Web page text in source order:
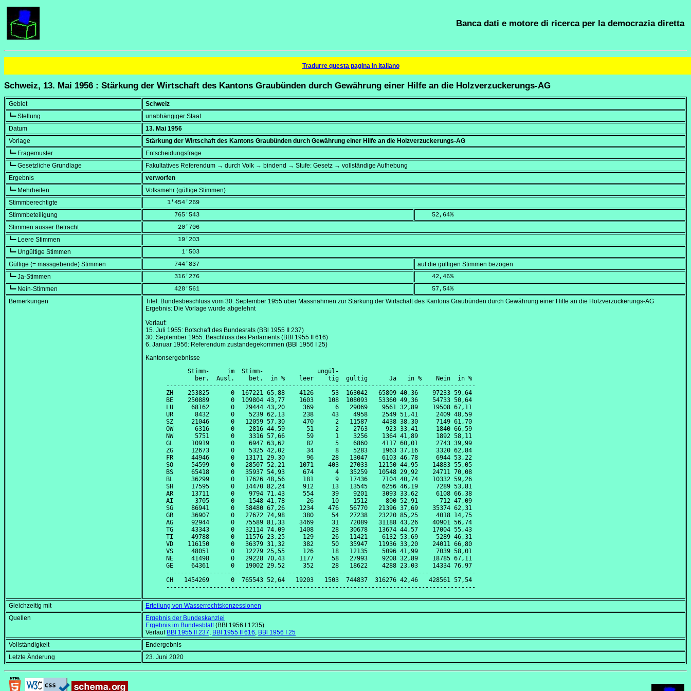
Banca dati e motore di ricerca per la democrazia diretta
Tradurre questa pagina in italiano
Schweiz, 13. Mai 1956 : Stärkung der Wirtschaft des Kantons Graubünden durch Gewährung einer Hilfe an die Holzverzuckerungs-AG
Gebiet
Schweiz
┗━ Stellung
unabhängiger Staat
Datum
13. Mai 1956
Vorlage
Stärkung der Wirtschaft des Kantons Graubünden durch Gewährung einer Hilfe an die Holzverzuckerungs-AG
┗━ Fragemuster
Entscheidungsfrage
┗━ Gesetzliche Grundlage
Fakultatives Referendum → durch Volk → bindend → Stufe: Gesetz → vollständige Aufhebung
Ergebnis
verworfen
┗━ Mehrheiten
Volksmehr (gültige Stimmen)
Stimmberechtigte
      1'454'269
Stimmbeteiligung
        765'543
    52,64
%
Stimmen ausser Betracht
         20'706
┗━ Leere Stimmen
         19'203
┗━ Ungültige Stimmen
          1'503
Gültige (= massgebende) Stimmen
        744'837
auf die gültigen Stimmen bezogen
┗━ Ja-Stimmen
        316'276
    42,46
%
┗━ Nein-Stimmen
        428'561
    57,54
%
Bemerkungen
Titel: Bundesbeschluss vom 30. September 1955 über Massnahmen zur Stärkung der Wirtschaft des Kantons Graubünden durch Gewährung einer Hilfe an die Holzverzuckerungs-AG
Ergebnis: Die Vorlage wurde abgelehnt
Verlauf:
15. Juli 1955: Botschaft des Bundesrats (BBl 1955 II 237)
30. September 1955: Beschluss des Parlaments (BBl 1955 II 616)
6. Januar 1956: Referendum zustandegekommen (BBl 1956 I 25)
Kantonsergebnisse
      Stimm-     im  Stimm-               ungül-
        ber.  Ausl.    bet.  in %    leer    tig  gültig      Ja   in %    Nein  in %
--------------------------------------------------------------------------------------
ZH    253825      0  167221 65,88    4126     53  163042   65809 40,36    97233 59,64
BE    250889      0  109804 43,77    1603    108  108093   53360 49,36    54733 50,64
LU     68162      0   29444 43,20     369      6   29069    9561 32,89    19508 67,11
UR      8432      0    5239 62,13     238     43    4958    2549 51,41     2409 48,59
SZ     21046      0   12059 57,30     470      2   11587    4438 38,30     7149 61,70
OW      6316      0    2816 44,59      51      2    2763     923 33,41     1840 66,59
NW      5751      0    3316 57,66      59      1    3256    1364 41,89     1892 58,11
GL     10919      0    6947 63,62      82      5    6860    4117 60,01     2743 39,99
ZG     12673      0    5325 42,02      34      8    5283    1963 37,16     3320 62,84
FR     44946      0   13171 29,30      96     28   13047    6103 46,78     6944 53,22
SO     54599      0   28507 52,21    1071    403   27033   12150 44,95    14883 55,05
BS     65418      0   35937 54,93     674      4   35259   10548 29,92    24711 70,08
BL     36299      0   17626 48,56     181      9   17436    7104 40,74    10332 59,26
SH     17595      0   14470 82,24     912     13   13545    6256 46,19     7289 53,81
AR     13711      0    9794 71,43     554     39    9201    3093 33,62     6108 66,38
AI      3705      0    1548 41,78      26     10    1512     800 52,91      712 47,09
SG     86941      0   58480 67,26    1234    476   56770   21396 37,69    35374 62,31
GR     36907      0   27672 74,98     380     54   27238   23220 85,25     4018 14,75
AG     92944      0   75589 81,33    3469     31   72089   31188 43,26    40901 56,74
TG     43343      0   32114 74,09    1408     28   30678   13674 44,57    17004 55,43
TI     49788      0   11576 23,25     129     26   11421    6132 53,69     5289 46,31
VD    116150      0   36379 31,32     382     50   35947   11936 33,20    24011 66,80
VS     48051      0   12279 25,55     126     18   12135    5096 41,99     7039 58,01
NE     41498      0   29228 70,43    1177     58   27993    9208 32,89    18785 67,11
GE     64361      0   19002 29,52     352     28   18622    4288 23,03    14334 76,97
--------------------------------------------------------------------------------------
CH   1454269      0  765543 52,64   19203   1503  744837  316276 42,46   428561 57,54
Gleichzeitig mit
Erteilung von Wasserrechtskonzessionen
Quellen
Ergebnis der Bundeskanzlei
Ergebnis im Bundesblatt(BBl 1956 I 1235)
Verlauf BBl 1955 II 237, BBl 1955 II 616, BBl 1956 I 25
Vollständigkeit
Endergebnis
Letzte Änderung
23. Juni 2020